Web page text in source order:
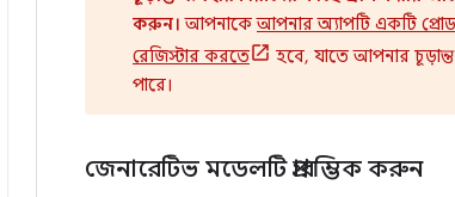
করুন। আপনাকেআপনার অ্যাপটি একটি
রেজিস্টার করতে
হবে, যাতে আপনার
পারে।
জেনারেটিভ মডেলটি প্রারম্ভিক করুন